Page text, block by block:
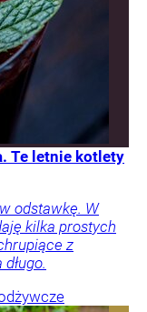
Te letnie kotlety
odstawkę. W
kilka prostych
z